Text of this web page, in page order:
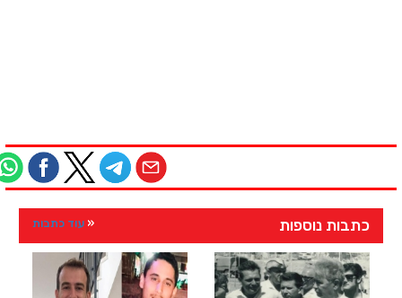
כתבות נוספות עוד כתבות